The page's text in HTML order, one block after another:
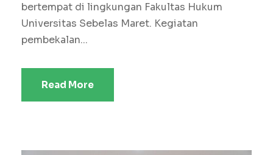
bertempat di lingkungan Fakultas Hukum
Universitas Sebelas Maret. Kegiatan
pembekalan...
Read More